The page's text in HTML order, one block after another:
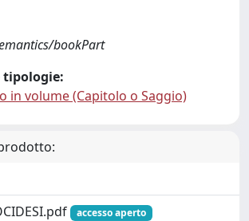
bookPart
tipologie:
in volume (Capitolo o Saggio)
accesso aperto